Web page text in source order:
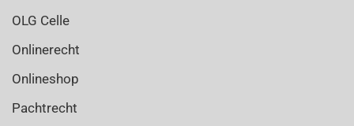
OLG Celle
Onlinerecht
Onlineshop
Pachtrecht